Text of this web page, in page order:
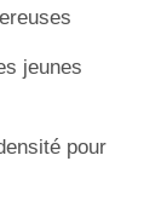
jeunes
pour